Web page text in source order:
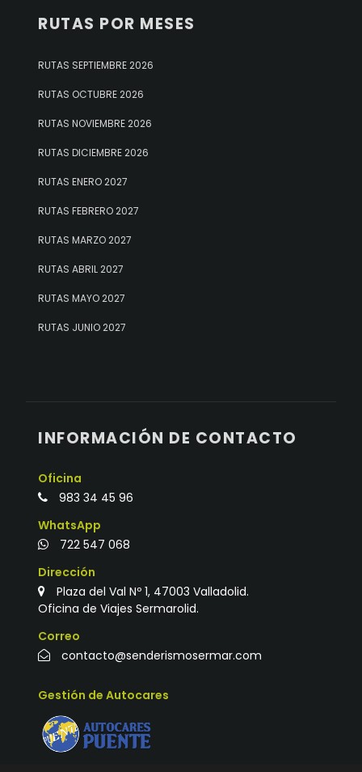
RUTAS POR MESES
RUTAS SEPTIEMBRE 2026
RUTAS OCTUBRE 2026
RUTAS NOVIEMBRE 2026
RUTAS DICIEMBRE 2026
RUTAS ENERO 2027
RUTAS FEBRERO 2027
RUTAS MARZO 2027
RUTAS ABRIL 2027
RUTAS MAYO 2027
RUTAS JUNIO 2027
INFORMACIÓN DE CONTACTO
Oficina
983 34 45 96
WhatsApp
722 547 068
Dirección
Plaza del Val Nº 1, 47003 Valladolid.
Oficina de Viajes Sermarolid.
Correo
contacto@senderismosermar.com
Gestión de Autocares